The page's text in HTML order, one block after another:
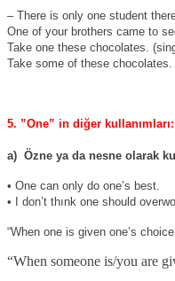
– There is only one student
One of your brothers came to
Take one these chocolates.
Take some of these chocolates.
5. ”One” in diğer kullanımları:
a) Özne ya da nesne olarak
• One can only do one’s best.
• I don’t thınk one should
“When one is given one’s
“When someone is/you are